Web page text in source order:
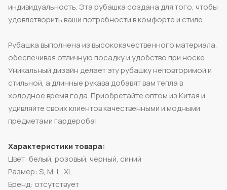
индивидуальность. Эта рубашка создана для того, чтобы
удовлетворить ваши потребности в комфорте и стиле.
Рубашка выполнена из высококачественного материала,
обеспечивая отличную посадку и удобство при носке.
Уникальный дизайн делает эту рубашку неповторимой и
стильной, а длинные рукава добавят вам тепла в
холодное время года. Приобретайте оптом из Китая и
удивляйте своих клиентов качественными и модными
предметами гардероба!
Характеристики товара:
Цвет: белый, розовый, черный, синий
Размер: S, M, L, XL
Бренд: отсутствует